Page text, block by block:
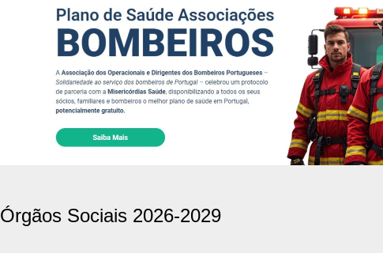
Órgãos Sociais 2026-2029